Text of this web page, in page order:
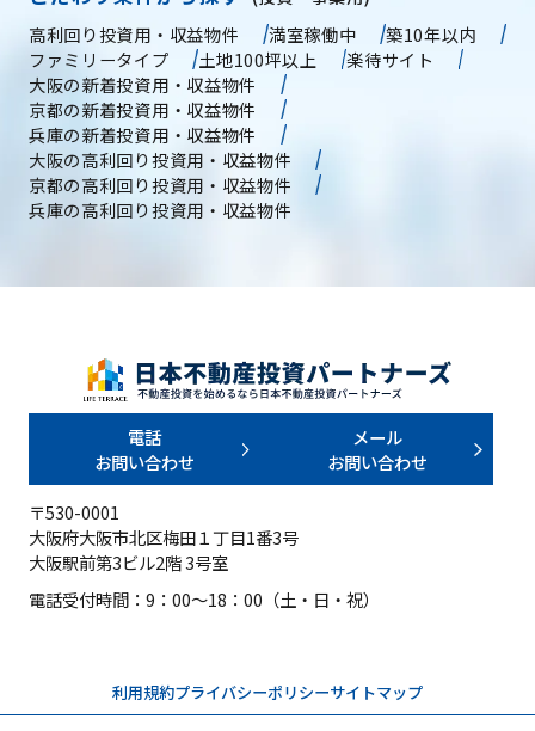
高利回り投資用・収益物件
満室稼働中
築10年以内
ファミリータイプ
土地100坪以上
楽待サイト
大阪の新着投資用・収益物件
京都の新着投資用・収益物件
兵庫の新着投資用・収益物件
大阪の高利回り投資用・収益物件
京都の高利回り投資用・収益物件
兵庫の高利回り投資用・収益物件
電話
お問い合わせ
メール
お問い合わせ
〒530-0001
大阪府大阪市北区梅田１丁目1番3号
大阪駅前第3ビル2階 3号室
電話受付時間：9：00～18：00（土・日・祝）
利用規約プライバシーポリシーサイトマップ